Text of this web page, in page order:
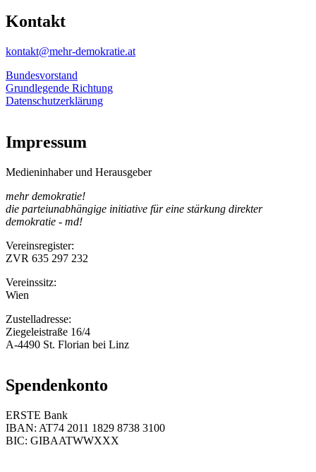
Kontakt
kontakt@mehr-demokratie.at
Bundesvorstand
Grundlegende Richtung
Datenschutzerklärung
Impressum
Medieninhaber und Herausgeber
mehr demokratie!
die parteiunabhängige initiative für eine stärkung direkter
demokratie - md!
Vereinsregister:
ZVR 635 297 232
Vereinssitz:
Wien
Zustelladresse:
Ziegeleistraße 16/4
A-4490 St. Florian bei Linz
Spendenkonto
ERSTE Bank
IBAN: AT74 2011 1829 8738 3100
BIC: GIBAATWWXXX